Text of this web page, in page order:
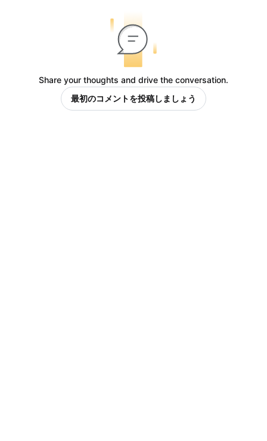
Share your thoughts and drive the conversation.
最初のコメントを投稿しましょう